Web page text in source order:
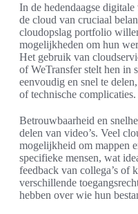
In de hedendaagse
de cloud van cruciaal
cloudopslag portfolio
mogelijkheden om hun
Het gebruik van
of WeTransfer stelt hen in
eenvoudig en snel te
of technische complicaties.
Betrouwbaarheid en
delen van video’s. Veel
mogelijkheid om mappen
specifieke mensen, wat
feedback van collega’s of
verschillende
hebben over wie hun